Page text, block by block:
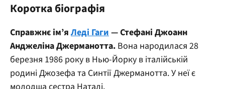
Коротка біографія
Справжнє ім’я Леді Гаги— Стефані Джоанн
Анджеліна Джерманотта. Вона народилася 28
березня 1986 року в Нью-Йорку в італійській
родині Джозефа та Синтії Джерманотта. У неї є